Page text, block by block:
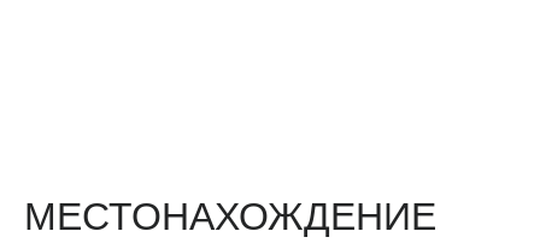
МЕСТОНАХОЖДЕНИЕ